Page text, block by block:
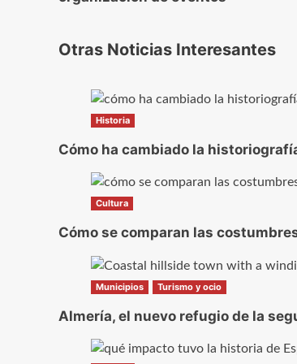
Otras Noticias Interesantes
Historia
Cómo ha cambiado la
Cultura
Cómo se comparan las
Municipios Turismo y ocio
Almería, el nuevo refugio de la